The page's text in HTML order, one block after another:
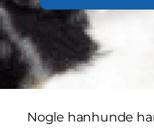
dominerende end
tæverne kommer i
året. Det varer to-
væk fra alle
Nogle hanhunde